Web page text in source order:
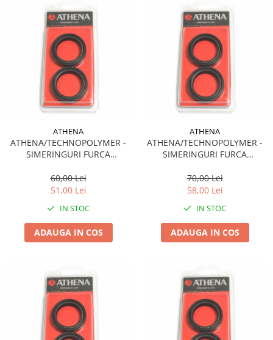
ATHENA
ATHENA/TECHNOPOLYMER -
SIMERINGURI FURCA
60,00 Lei
51,00 Lei
IN STOC
ADAUGA IN COS
ATHENA
ATHENA/TECHNOPOLYMER -
SIMERINGURI FURCA
70,00 Lei
58,00 Lei
IN STOC
ADAUGA IN COS